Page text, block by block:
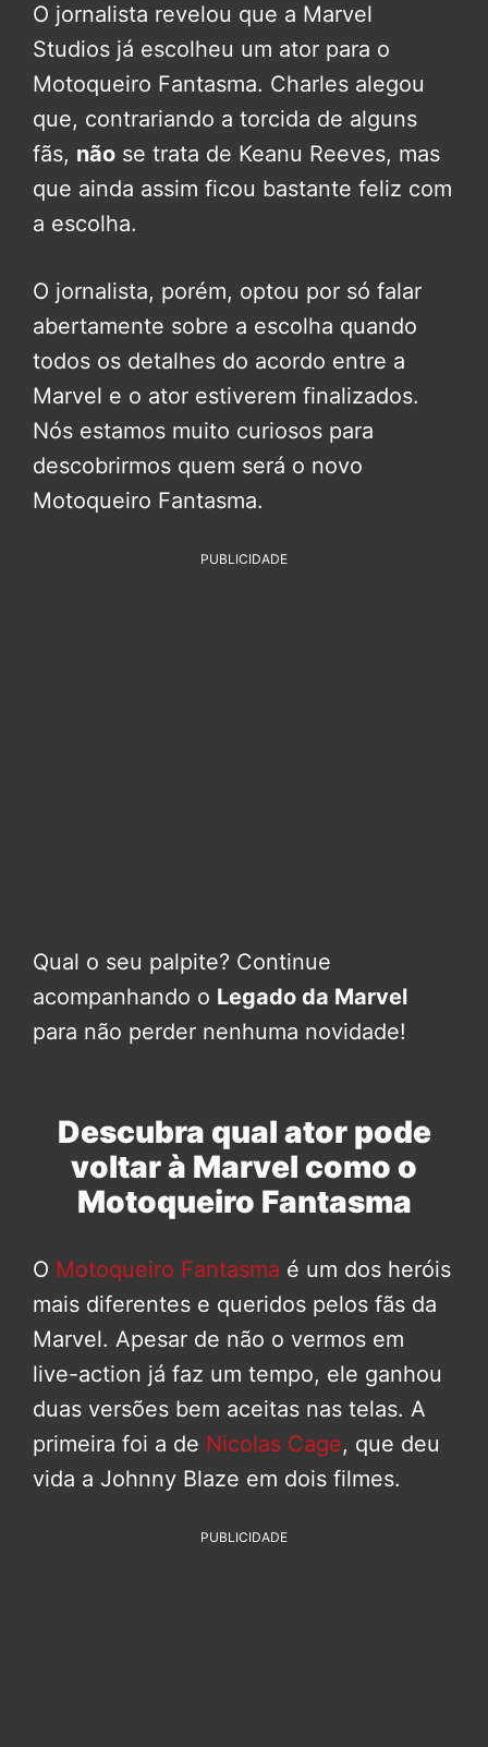
O jornalista revelou que a Marvel
Studios já escolheu um ator para o
Motoqueiro Fantasma. Charles alegou
que, contrariando a torcida de alguns
fãs, não se trata de Keanu Reeves, mas
que ainda assim ficou bastante feliz com
a escolha.
O jornalista, porém, optou por só falar
abertamente sobre a escolha quando
todos os detalhes do acordo entre a
Marvel e o ator estiverem finalizados.
Nós estamos muito curiosos para
descobrirmos quem será o novo
Motoqueiro Fantasma.
PUBLICIDADE
Qual o seu palpite? Continue
acompanhando o Legado da Marvel
para não perder nenhuma novidade!
Descubra qual ator pode
voltar à Marvel como o
Motoqueiro Fantasma
O Motoqueiro Fantasma é um dos heróis
mais diferentes e queridos pelos fãs da
Marvel. Apesar de não o vermos em
live-action já faz um tempo, ele ganhou
duas versões bem aceitas nas telas. A
primeira foi a de Nicolas Cage, que deu
vida a Johnny Blaze em dois filmes.
PUBLICIDADE